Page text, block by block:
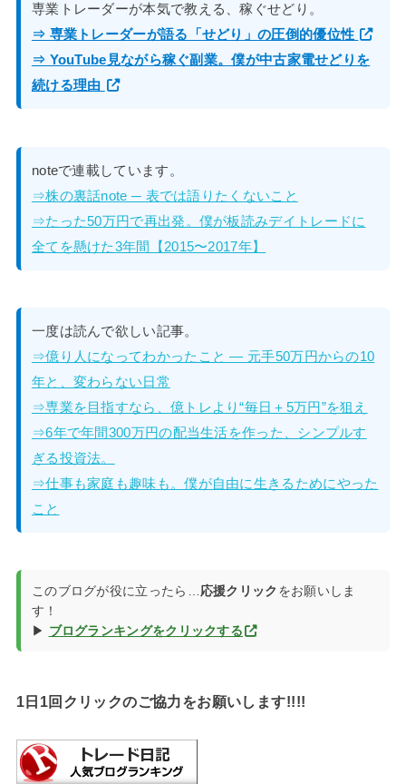
専業トレーダーが本気で教える、稼ぐせどり。
⇒ 専業トレーダーが語る「せどり」の圧倒的優位性
⇒ YouTube見ながら稼ぐ副業。僕が中古家電せどりを
続ける理由
noteで連載しています。
⇒株の裏話note ─ 表では語りたくないこと
⇒たった50万円で再出発。僕が板読みデイトレードに
全てを懸けた3年間【2015〜2017年】
一度は読んで欲しい記事。
⇒億り人になってわかったこと — 元手50万円からの10
年と、変わらない日常
⇒専業を目指すなら、億トレより“毎日＋5万円”を狙え
⇒6年で年間300万円の配当生活を作った、シンプルす
ぎる投資法。
⇒仕事も家庭も趣味も。僕が自由に生きるためにやった
こと
このブログが役に立ったら… 応援クリック をお願いしま
す！
▶ ブログランキングをクリックする
1日1回クリックのご協力をお願いします!!!!